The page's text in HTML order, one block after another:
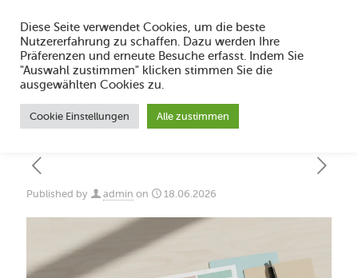
Gutschein Vorlage 2026: Was muss
Published by admin on 18.06.2026
Diese Seite verwendet Cookies, um die beste
Nutzererfahrung zu schaffen. Dazu werden Ihre
Präferenzen und erneute Besuche erfasst. Indem Sie
"Auswahl zustimmen" klicken stimmen Sie die
ausgewählten Cookies zu.
Cookie Einstellungen Alle zustimmen